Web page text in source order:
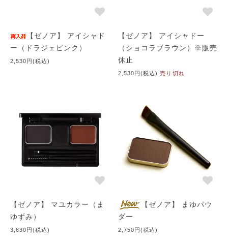
【ゼノア】 アイシャド
ー（ドラジェピンク）
2,530円(税込)
【ゼノア】 アイシャドー
（ショコラブラウン）※販売
休止
2,530円(税込)売り切れ
【ゼノア】 マユカラー（ま
ゆずみ）
3,630円(税込)
【ゼノア】 まゆパウ
ダー
2,750円(税込)